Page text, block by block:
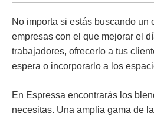
No importa si estás buscando un
empresas con el que mejorar el
trabajadores, ofrecerlo a tus
espera o incorporarlo a los
En Espressa encontrarás los
necesitas. Una amplia gama de